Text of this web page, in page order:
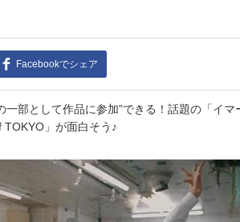
Facebookでシェア
一部として作品に参加”できる！話題の「イ
」が面白そう♪